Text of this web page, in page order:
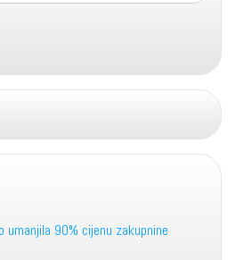
umanjila 90% cijenu zakupnine